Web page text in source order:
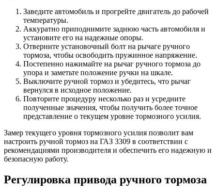
Заведите автомобиль и прогрейте двигатель до рабочей
температуры.
Аккуратно приподнимите заднюю часть автомобиля и
установите его на надежные опоры.
Отверните установочный болт на рычаге ручного
тормоза, чтобы освободить пружинное напряжение.
Постепенно нажимайте на рычаг ручного тормоза до
упора и заметьте положение ручки на шкале.
Выключите ручной тормоз и убедитесь, что рычаг
вернулся в исходное положение.
Повторите процедуру несколько раз и усредните
полученные значения, чтобы получить более точное
представление о текущем уровне тормозного усилия.
Замер текущего уровня тормозного усилия позволит вам
настроить ручной тормоз на ГАЗ 3309 в соответствии с
рекомендациями производителя и обеспечить его надежную и
безопасную работу.
Регулировка привода ручного тормоза